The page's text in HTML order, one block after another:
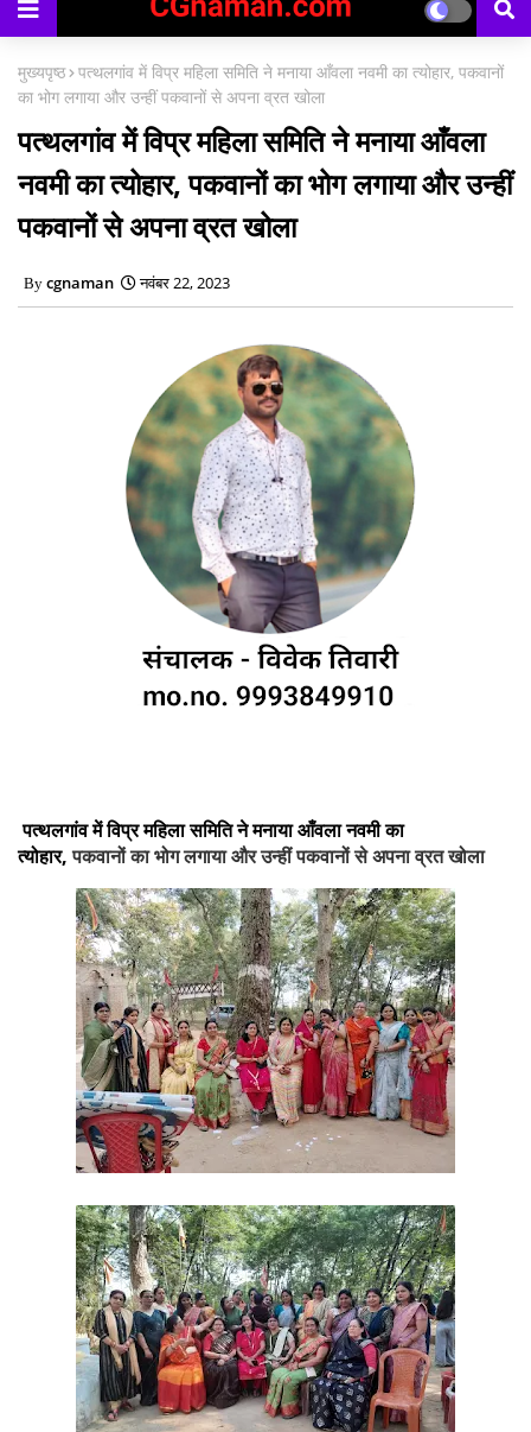
काउंसिलिंग प्रारंभ
मुख्यपृष्ठ पत्थलगांव में विप्र महिला समिति ने मनाया आँवला नवमी का त्योहार, पकवानों
का भोग लगाया और उन्हीं पकवानों से अपना व्रत खोला
पत्थलगांव में विप्र महिला समिति ने मनाया आँवला
नवमी का त्योहार, पकवानों का भोग लगाया और उन्हीं
पकवानों से अपना व्रत खोला
cgnaman नवंबर 22, 2023
पत्थलगांव में विप्र महिला समिति ने मनाया आँवला नवमी का
त्योहार,पकवानों का भोग लगाया और उन्हीं पकवानों से अपना व्रत खोला